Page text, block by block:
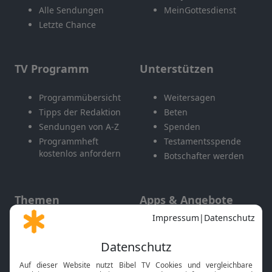
Alle Sendungen
Letzte Chance
MeinGottesdienst
TV Programm
Programmübersicht
Tipps der Redaktion
Sendungen von A-Z
Programmheft
kostenlos anfordern
Unterstützen
Weitersagen
Beten
Spenden
Testamentsspende
Botschafter werden
Themen
Gott und Bibel erklärt
Apps & Angebote
Mobile App